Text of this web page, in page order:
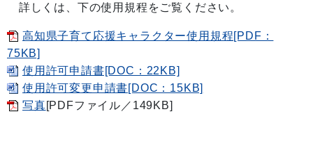
詳しくは、下の使用規程をご覧ください。
高知県子育て応援キャラクター使用規程[PDF：
75KB]
使用許可申請書[DOC：22KB]
使用許可変更申請書[DOC：15KB]
写真[PDFファイル／149KB]